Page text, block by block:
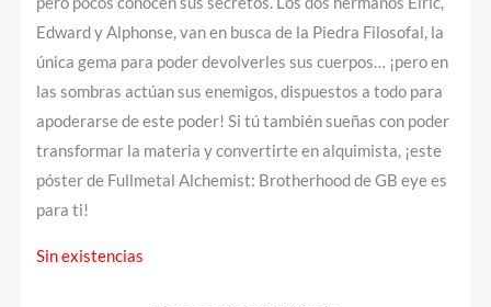
Edward y Alphonse, van en busca de la Piedra Filosofal, la
única gema para poder devolverles sus cuerpos… ¡pero en
las sombras actúan sus enemigos, dispuestos a todo para
apoderarse de este poder! Si tú también sueñas con poder
transformar la materia y convertirte en alquimista, ¡este
póster de Fullmetal Alchemist: Brotherhood de GB eye es
para ti!
Sin existencias